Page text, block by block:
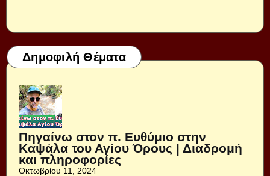
Δημοφιλή Θέματα
Πηγαίνω στον π. Ευθύμιο στην
Καψάλα του Αγίου Όρους | Διαδρομή
και πληροφορίες
Οκτωβρίου 11, 2024